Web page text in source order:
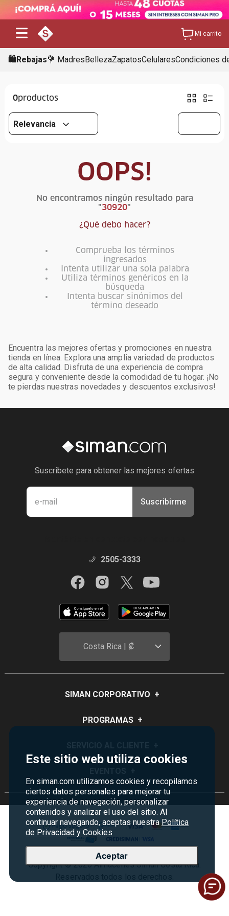
Mi carrito
🛍️Rebajas💐 MadresBellezaZapatosCelularesCondiciones
Este sitio web utiliza cookies
En siman.com utilizamos cookies y recopilamos
ciertos datos personales para mejorar tu
experiencia de navegación, personalizar
contenidos y analizar el uso del sitio. Al
continuar navegando, aceptas nuestra Política
de Privacidad y Cookies
Aceptar
0
Relevancia
OOPS!
No encontramos ningún resultado para
"30920"
¿Qué debo hacer?
Comprueba los términos
ingresados
Intenta utilizar una sola palabra
Utiliza términos genéricos en la
búsqueda
Intenta buscar sinónimos del
término deseado
Encuentra las mejores ofertas y promociones en nuestra
tienda en línea. Explora una amplia variedad de productos
de alta calidad. Disfruta de una experiencia de compra
segura y conveniente desde la comodidad de tu hogar. ¡No
te pierdas nuestras novedades y descuentos exclusivos!
Suscribete para obtener las mejores ofertas
Suscribirme
2505-3333
Costa Rica | ₡
SIMAN CORPORATIVO +
Quiénes Somos
Historia
Servicios
Empleos Siman
PROGRAMAS +
Certificados de Regalo
Siman PRO
Credisiman
Política de devoluciones y garantías
Contáctenos
Seguridad del sitio
Política de Privacidad
Condiciones ofertas
Términos y condiciones
Rebajas
Madres
Copyright © 2026 Almacenes Siman Costa Rica.